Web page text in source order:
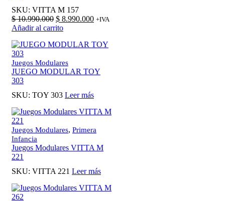
SKU: VITTA M 157
$10.990.000 El
precio
era:
$ 8.990.000El
es:
+IVA
Añadir al carrito
Juegos Modulares
JUEGO MODULAR TOY
303
SKU: TOY 303 Leer más
Juegos Modulares, Primera
Infancia
Juegos Modulares VITTA M
221
SKU: VITTA 221 Leer más